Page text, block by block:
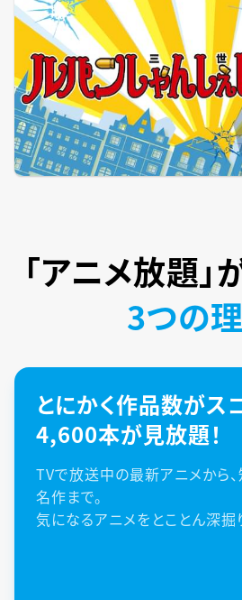
「アニメ放題」
3つの
とにかく作品数がス
4,600本が見放題！
TVで放送中の最新アニメから
名作まで。
気になるアニメをとことん深掘